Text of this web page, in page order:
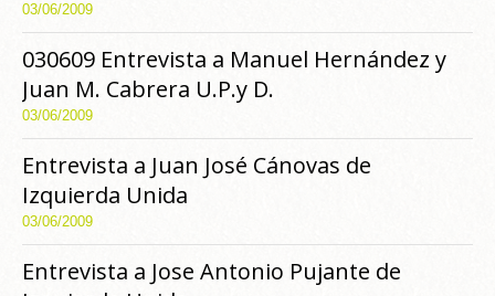
03/06/2009
030609 Entrevista a Manuel Hernández y
Juan M. Cabrera U.P.y D.
03/06/2009
Entrevista a Juan José Cánovas de
Izquierda Unida
03/06/2009
Entrevista a Jose Antonio Pujante de